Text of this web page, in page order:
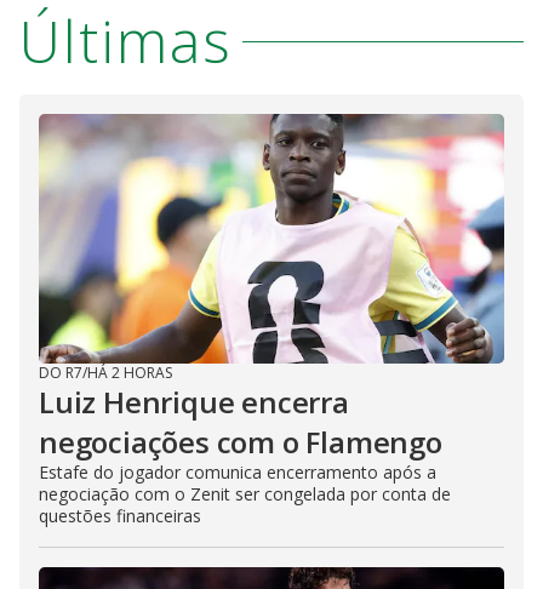
Últimas
DO R7/HÁ 2 HORAS
Luiz Henrique encerra
negociações com o Flamengo
Estafe do jogador comunica encerramento após a
negociação com o Zenit ser congelada por conta de
questões financeiras